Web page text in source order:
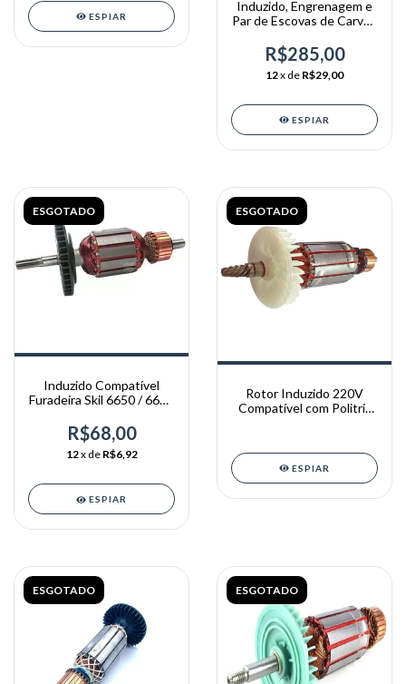
ESPIAR
Induzido, Engrenagem e
Par de Escovas de Carvão
R$285,00
12x de R$29,00
ESPIAR
ESGOTADO
Induzido Compatível
Furadeira Skil 6650 / 6652
R$68,00
12x de R$6,92
ESPIAR
ESGOTADO
Rotor Induzido 220V
Compatível com Politriz
ESPIAR
ESGOTADO ESGOTADO